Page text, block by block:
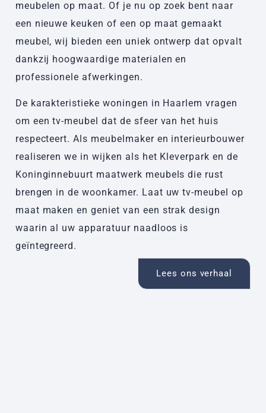
meubelen op maat. Of je nu op zoek bent naar
een nieuwe keuken of een op maat gemaakt
meubel, wij bieden een uniek ontwerp dat opvalt
dankzij hoogwaardige materialen en
professionele afwerkingen.
De karakteristieke woningen in Haarlem vragen
om een tv-meubel dat de sfeer van het huis
respecteert. Als meubelmaker en interieurbouwer
realiseren we in wijken als het Kleverpark en de
Koninginnebuurt maatwerk meubels die rust
brengen in de woonkamer. Laat uw tv-meubel op
maat maken en geniet van een strak design
waarin al uw apparatuur naadloos is
geïntegreerd.
Lees ons verhaal